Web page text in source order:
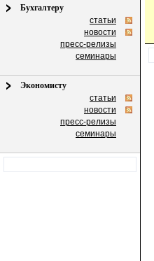
Бухгалтеру
статьи
новости
пресс-релизы
семинары
Экономисту
статьи
новости
пресс-релизы
семинары